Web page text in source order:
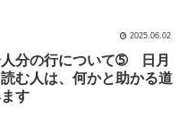
2025.06.02
分の行について➄ 日月
む人は、何かと助かる道
す